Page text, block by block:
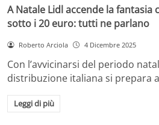
A Natale Lidl accende la fantasia
sotto i 20 euro: tutti ne parlano
Roberto Arciola 4 Dicembre 2025
Con l’avvicinarsi del periodo
distribuzione italiana si prepara
Leggi di più